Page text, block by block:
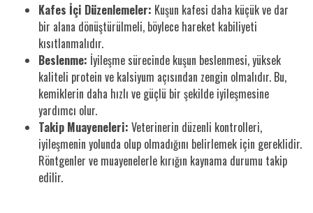
Kafes İçi Düzenlemeler: Kuşun kafesi daha küçük ve dar
bir alana dönüştürülmeli, böylece hareket kabiliyeti
kısıtlanmalıdır.
Beslenme: İyileşme sürecinde kuşun beslenmesi, yüksek
kaliteli protein ve kalsiyum açısından zengin olmalıdır. Bu,
kemiklerin daha hızlı ve güçlü bir şekilde iyileşmesine
yardımcı olur.
Takip Muayeneleri: Veterinerin düzenli kontrolleri,
iyileşmenin yolunda olup olmadığını belirlemek için gereklidir.
Röntgenler ve muayenelerle kırığın kaynama durumu takip
edilir.